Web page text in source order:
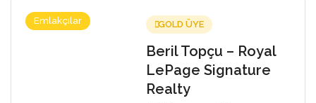
Emlakçılar GOLD ÜYE
Beril Topçu – Royal
LePage Signature
Realty